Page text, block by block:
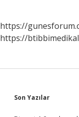
https://
https://
Sidebar
Son Yazılar